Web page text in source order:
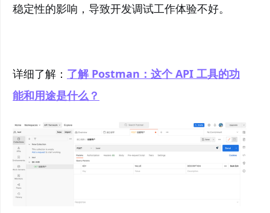
稳定性的影响，导致开发调试工作体验不好。
详细了解： 了解 Postman：这个 API 工具的功
能和用途是什么？